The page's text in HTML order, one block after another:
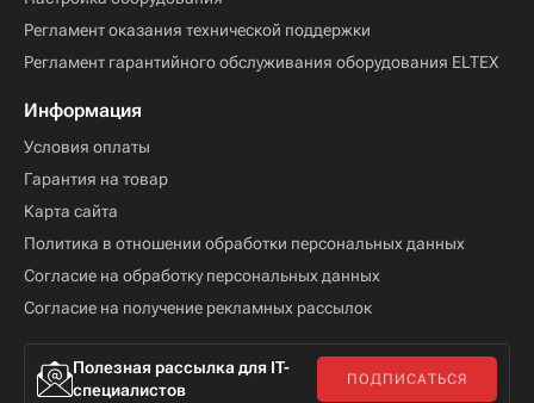
Регламент оказания технической поддержки
Регламент гарантийного обслуживания оборудования ELTEX
Информация
Условия оплаты
Гарантия на товар
Карта сайта
Политика в отношении обработки персональных данных
Согласие на обработку персональных данных
Согласие на получение рекламных рассылок
Полезная рассылка для IT-
специалистов
ПОДПИСАТЬСЯ